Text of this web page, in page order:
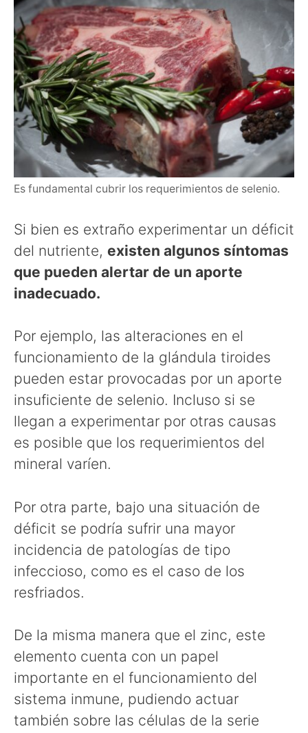
Es fundamental cubrir los requerimientos de selenio.
Si bien es extraño experimentar un déficit
del nutriente, existen algunos síntomas
que pueden alertar de un aporte
inadecuado.
Por ejemplo, las alteraciones en el
funcionamiento de la glándula tiroides
pueden estar provocadas por un aporte
insuficiente de selenio. Incluso si se
llegan a experimentar por otras causas
es posible que los requerimientos del
mineral varíen.
Por otra parte, bajo una situación de
déficit se podría sufrir una mayor
incidencia de patologías de tipo
infeccioso, como es el caso de los
resfriados.
De la misma manera que el zinc, este
elemento cuenta con un papel
importante en el funcionamiento del
sistema inmune, pudiendo actuar
también sobre las células de la serie